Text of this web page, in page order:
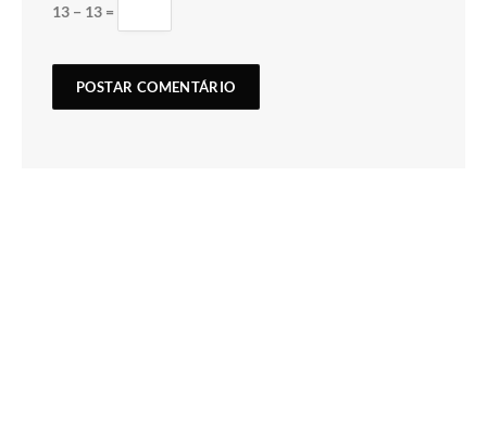
13 − 13 =